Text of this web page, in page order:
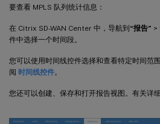
要查看 MPLS 队列统计信息：
在 Citrix SD-WAN Center 中，导航到“报告” >
件中选择一个时间段。
您可以使用时间线控件选择和查看特定时间范
阅 时间线控件。
您还可以创建、保存和打开报告视图。有关详